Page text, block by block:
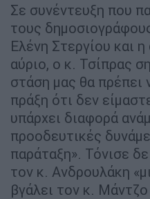
Σε συνέντευξη που
τους
Ελένη Στεργίου και
αύριο, ο κ. Τσίπρας
στάση μας θα πρέπει
πράξη ότι δεν
υπάρχει διαφορά
προοδευτικές
παράταξη». Τόνισε
τον κ. Ανδρουλάκη
βγάλει τον κ.